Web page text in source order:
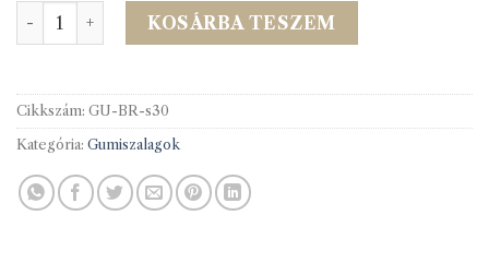
Sima gumiszalag 30mm 40m/vég mennyiség
KOSÁRBA TESZEM
Cikkszám: GU-BR-s30
Kategória: Gumiszalagok